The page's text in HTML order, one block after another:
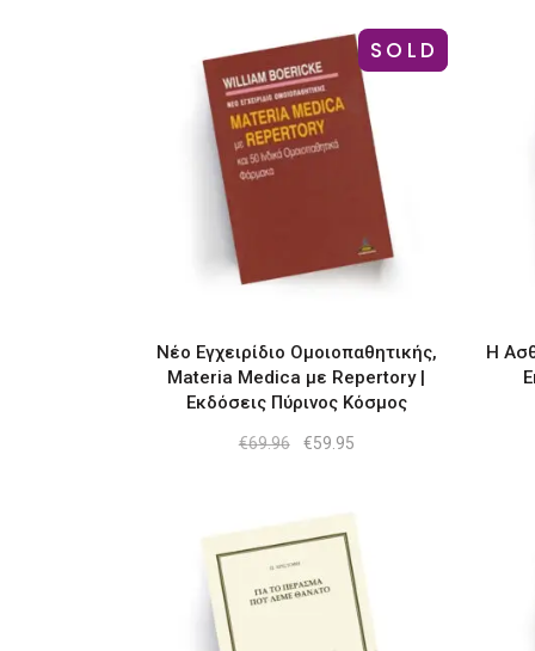
-14%
SOLD
Νέο Εγχειρίδιο Ομοιοπαθητικής,
Materia Medica με Repertory |
Εκδόσεις Πύρινος Κόσμος
€69.96
Original
€59.95Η
Η